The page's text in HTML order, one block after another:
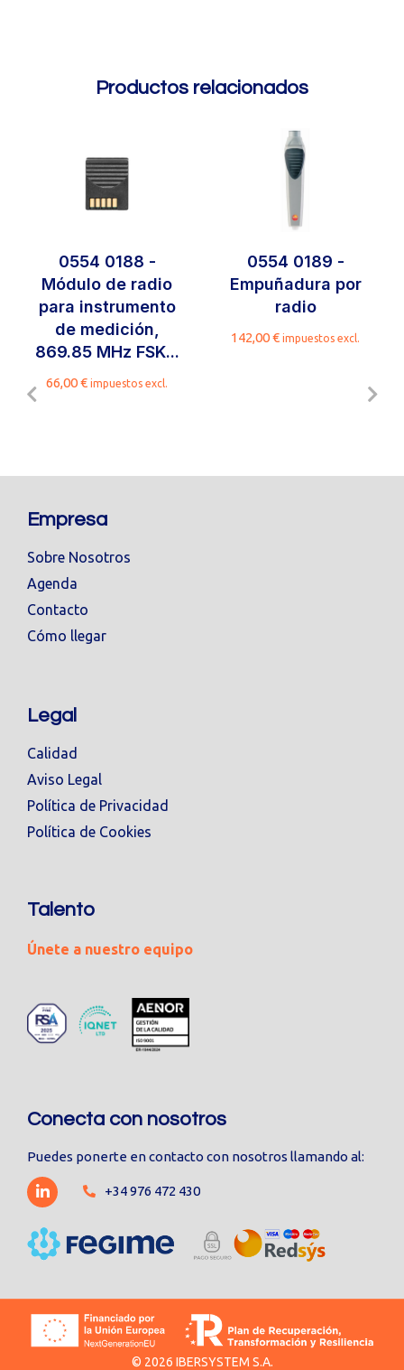
Productos relacionados
0554 0188 -
Módulo de radio
para instrumento
de medición,
869.85 MHz FSK...
66,00€ impuestos excl.
0554 0189 -
Empuñadura por
radio
142,00€ impuestos excl.
Empresa
Sobre Nosotros
Agenda
Contacto
Cómo llegar
Legal
Calidad
Aviso Legal
Política de Privacidad
Política de Cookies
Talento
Únete a nuestro equipo
Conecta con nosotros
Puedes ponerte en contacto con nosotros llamando al:
+34 976 472 430
© 2026 IBERSYSTEM S.A.